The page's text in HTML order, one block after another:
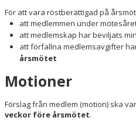
För att vara röstberättigad på
att medlemmen under
att medlemskap har beviljats
att förfallna medlemsavgifter
årsmötet
Motioner
Förslag från medlem (motion) ska
veckor före årsmötet.